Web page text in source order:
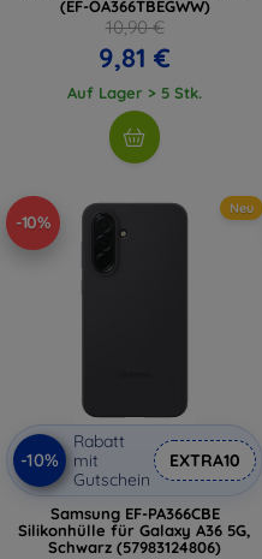
(EF-OA366TBEGWW)
10,90 €
9,81 €
Auf Lager > 5 Stk.
-10%
Neu
-10%
Rabatt
mit
Gutschein
EXTRA10
Samsung EF-PA366CBE
Silikonhülle für Galaxy A36 5G,
Schwarz (57983124806)